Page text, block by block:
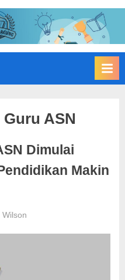
I
A
N
u
u
n
g
u
Edukasi
Membangun
ASN
Dimulai
Makin
Wilson